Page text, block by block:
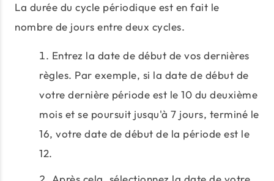
La durée du cycle périodique est en fait le
nombre de jours entre deux cycles.
Entrez la date de début de vos dernières
règles. Par exemple, si la date de début de
votre dernière période est le 10 du deuxième
mois et se poursuit jusqu'à 7 jours, terminé le
16, votre date de début de la période est le
12.